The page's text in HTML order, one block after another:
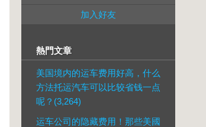
加入好友
熱門文章
美国境内的运车费用好高，什么
方法托运汽车可以比较省钱一点
呢？(3,264)
运车公司的隐藏费用！那些美國